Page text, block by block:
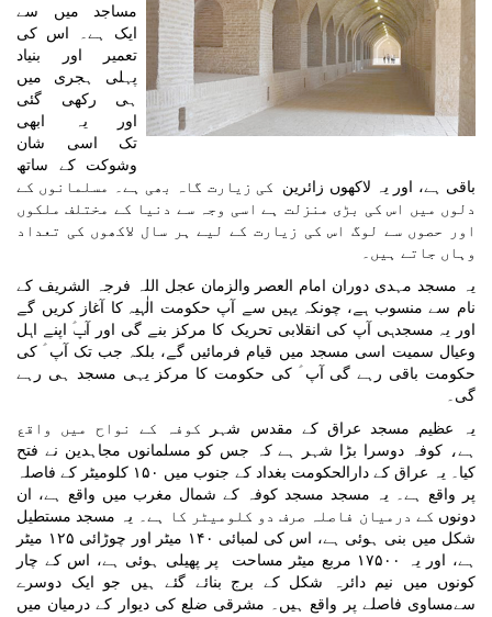
مساجد میں سے
ایک ہے۔ اس کی
تعمیر اور بنیاد
پہلی ہجری میں
ہی رکھی گئی
اور
یہ ابھی
تک
اسی شان
وشوکت کے ساتھ
باقی ہے، اور یہ لاکھوں زائرین
کی زیارت گاہ بھی ہے۔ مسلمانوں کے
دلوں میں اس کی بڑی منزلت ہے اسی وجہ سے دنیا کے مختلف ملکوں
اور حصوں سے لوگ اس کی زیارت کے لیے ہر سال لاکھوں کی تعداد
وہاں جاتے ہیں۔
یہ مسجد مہدی دوران امام العصر والزمان عجل اللہ فرجہ الشریف کے
نام سے منسوب ہے، چونکہ یہیں سے آپ حکومت الٰہیہ کا آغاز کریں گے
اور یہ مسجدہی آپ کی انقلابی تحریک کا مرکز بنے گی اور آپؑ اپنے اہل
وعیال سمیت اسی مسجد میں قیام فرمائیں گے، بلکہ جب تک آپ ؑ کی
حکومت باقی رہے گی آپ ؑ کی حکومت کا مرکز یہی مسجد ہی رہے
گی۔
یہ عظیم مسجد عراق کے مقدس شہر
کوفہ کے نواح میں واقع
ہے، کوفہ دوسرا بڑا شہر ہے کہ جس کو مسلمانوں مجاہدین نے فتح
کیا۔ یہ عراق کے دارالحکومت بغداد کے جنوب میں ۱۵۰ کلومیٹر کے فاصلہ
پر واقع ہے۔ یہ مسجد مسجد کوفہ کے شمال مغرب میں واقع ہے، ان
دونوں کے درمیان فاصلہ صرف دو کلومیٹر کا ہے۔ یہ مسجد مستطیل
شکل میں بنی ہوئی ہے، اس کی لمبائی ۱۴۰ میٹر اور چوڑائی ۱۲۵ میٹر
ہے، اور یہ
۱۷۵۰۰ مربع میٹر مساحت
پر پھیلی ہوئی ہے، اس کے چار
کونوں
میں نیم دائرہ شکل کے برج بنائے گئے ہیں جو ایک دوسرے
سےمساوی فاصلے پر واقع ہیں۔ مشرقی ضلع کی دیوار کے درمیان میں